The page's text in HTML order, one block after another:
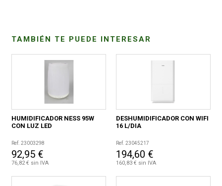
TAMBIÉN TE PUEDE INTERESAR
HUMIDIFICADOR NESS 95W
CON LUZ LED
Ref. 23003298
92,95 €
76,82 € sin IVA
DESHUMIDIFICADOR CON WIFI
16 L/DIA
Ref. 23045217
194,60 €
160,83 € sin IVA
CONDICIONES